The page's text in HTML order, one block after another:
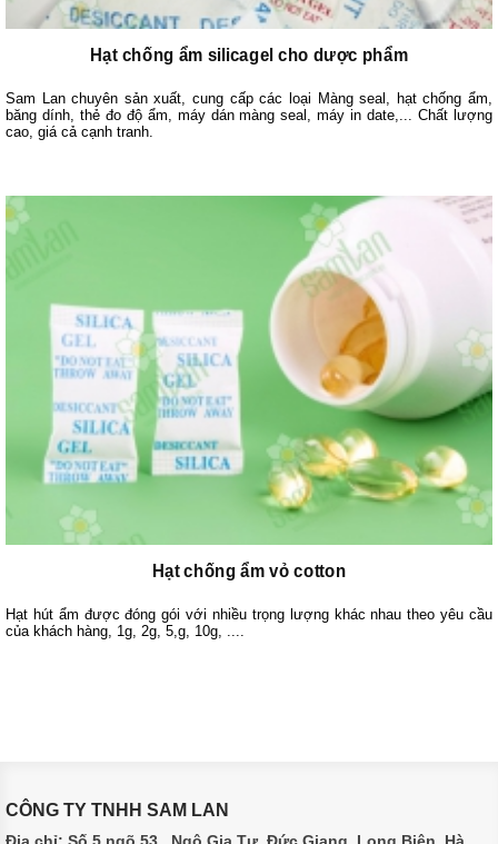
Hạt chống ẩm silicagel cho dược phẩm
Sam Lan chuyên sản xuất, cung cấp các loại Màng seal, hạt chống ẩm,
băng dính, thẻ đo độ ẩm, máy dán màng seal, máy in date,... Chất lượng
cao, giá cả cạnh tranh.
Hạt chống ẩm vỏ cotton
Hạt hút ẩm được đóng gói với nhiều trọng lượng khác nhau theo yêu cầu
của khách hàng, 1g, 2g, 5,g, 10g, ....
CÔNG TY TNHH SAM LAN